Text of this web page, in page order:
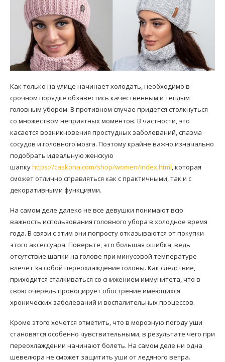
Как только на улице начинает холодать, необходимо в
срочном порядке обзавестись качественным и теплым
головным убором. В противном случае придется столкнуться
со множеством неприятных моментов. В частности, это
касается возникновения простудных заболеваний, спазма
сосудов и головного мозга. Поэтому крайне важно изначально
подобрать идеальную женскую
шапкуhttps://caskona.com/shop/women/index.html, которая
сможет отлично справляться как с практичными, так и с
декоративными функциями.
На самом деле далеко не все девушки понимают всю
важность использования головного убора в холодное время
года. В связи с этим они попросту отказываются от покупки
этого аксессуара. Поверьте, это большая ошибка, ведь
отсутствие шапки на голове при минусовой температуре
влечет за собой переохлаждение головы. Как следствие,
приходится сталкиваться со снижением иммунитета, что в
свою очередь провоцирует обострение имеющихся
хронических заболеваний и воспалительных процессов.
Кроме этого хочется отметить, что в морозную погоду уши
становятся особенно чувствительными, в результате чего при
переохлаждении начинают болеть. На самом деле ни одна
шевелюра не сможет защитить уши от ледяного ветра.